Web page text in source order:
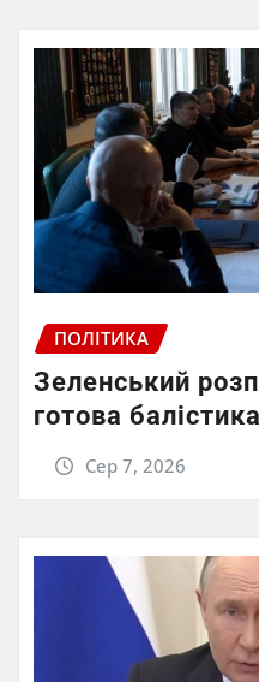
ПОЛІТИКА
Зеленський
готова
Сер 7, 2026